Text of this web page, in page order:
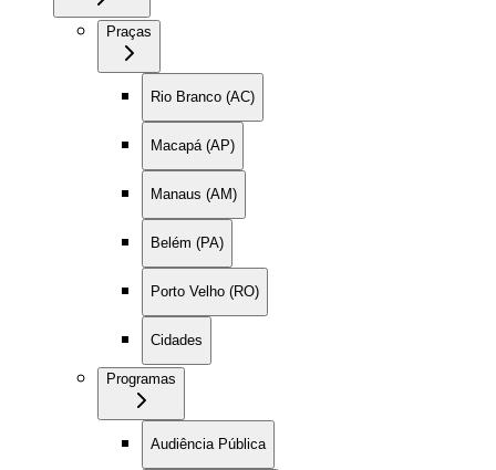
Praças
Rio Branco (AC)
Macapá (AP)
Manaus (AM)
Belém (PA)
Porto Velho (RO)
Cidades
Programas
Audiência Pública